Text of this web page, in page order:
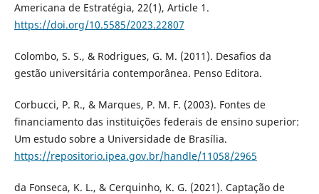
Americana de Estratégia, 22(1), Article 1.
https://doi.org/10.5585/2023.22807
Colombo, S. S., & Rodrigues, G. M. (2011). Desafios da
gestão universitária contemporânea. Penso Editora.
Corbucci, P. R., & Marques, P. M. F. (2003). Fontes de
financiamento das instituições federais de ensino superior:
Um estudo sobre a Universidade de Brasília.
https://repositorio.ipea.gov.br/handle/11058/2965
da Fonseca, K. L., & Cerquinho, K. G. (2021). Captação de